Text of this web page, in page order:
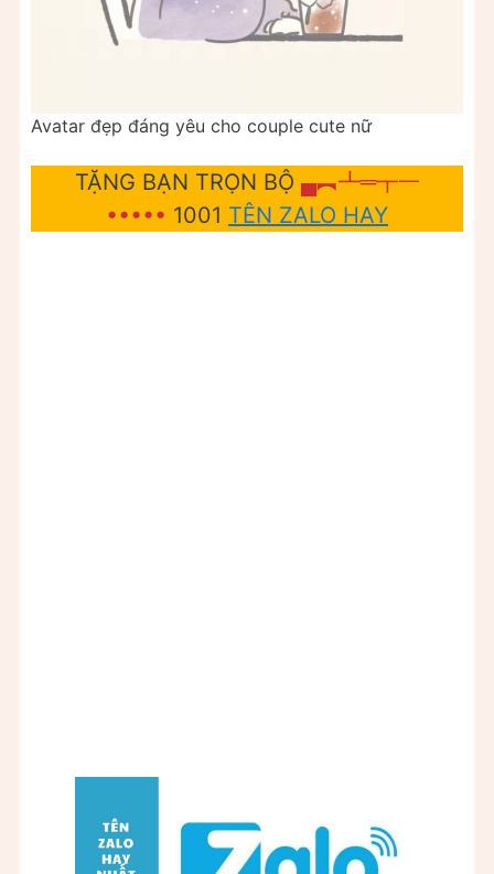
Avatar đẹp đáng yêu cho couple cute nữ
TẶNG BẠN TRỌN BỘ ▄︻┻═┳一
••••• 1001 TÊN ZALO HAY